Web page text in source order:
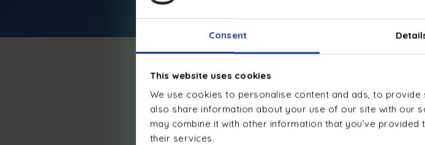
Consent
This website uses cookies
We use cookies to personalise content and ads, to
also share information about your use of our site with our
may combine it with other information that you’ve
their services.
Nachhaltiges
Wir begleiten Privatpersonen, Unternehmen,
Energie­transformations­projekten